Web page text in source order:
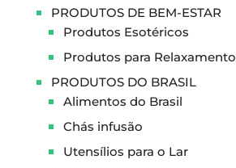
PRODUTOS DE BEM-ESTAR
Produtos Esotéricos
Produtos para Relaxamento
PRODUTOS DO BRASIL
Alimentos do Brasil
Chás infusão
Utensílios para o Lar